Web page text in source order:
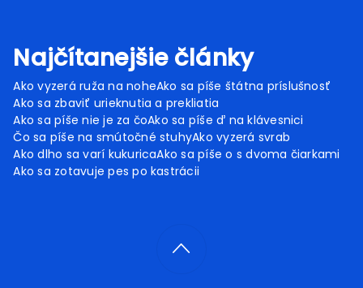
Najčítanejšie články
Ako vyzerá ruža na noheAko sa píše štátna príslušnosť
Ako sa zbaviť urieknutia a prekliatia
Ako sa píše nie je za čoAko sa píše ď na klávesnici
Čo sa píše na smútočné stuhyAko vyzerá svrab
Ako dlho sa varí kukuricaAko sa píše o s dvoma čiarkami
Ako sa zotavuje pes po kastrácii